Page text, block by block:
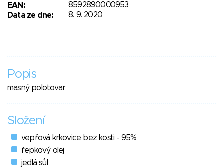
EAN:
8592890000953
Data ze dne:
8. 9. 2020
Popis
masný polotovar
Složení
vepřová krkovice bez kosti - 95%
řepkový olej
jedlá sůl